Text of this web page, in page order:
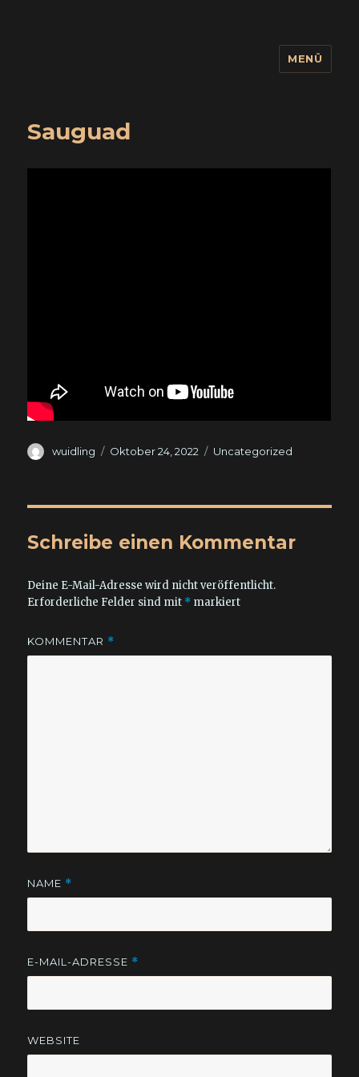
MENÜ
Sauguad
Autor
wuidling
Veröffentlicht
Oktober 24, 2022 Kategorien
Uncategorized
Schreibe einen Kommentar
Deine E-Mail-Adresse wird nicht veröffentlicht.
Erforderliche Felder sind mit * markiert
KOMMENTAR *
NAME *
E-MAIL-ADRESSE *
WEBSITE